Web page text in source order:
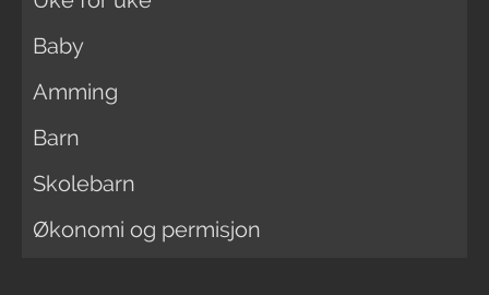
Baby
Amming
Barn
Skolebarn
Økonomi og permisjon